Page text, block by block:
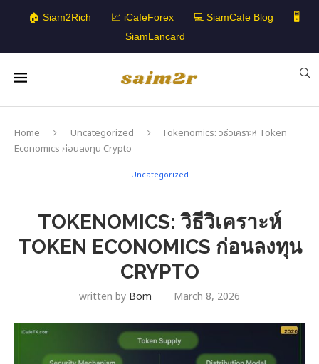
🏠 Siam2Rich 📈 iCafeForex 💻 SiamCafe Blog
🖥️
SiamLancard
Home Uncategorized
Tokenomics: วิธีวิเคราะห์ Token
Economics ก่อนลงทุน Crypto
Uncategorized
TOKENOMICS: วิธีวิเคราะห์
TOKEN ECONOMICS ก่อนลงทุน
CRYPTO
written by Bom March 8, 2026